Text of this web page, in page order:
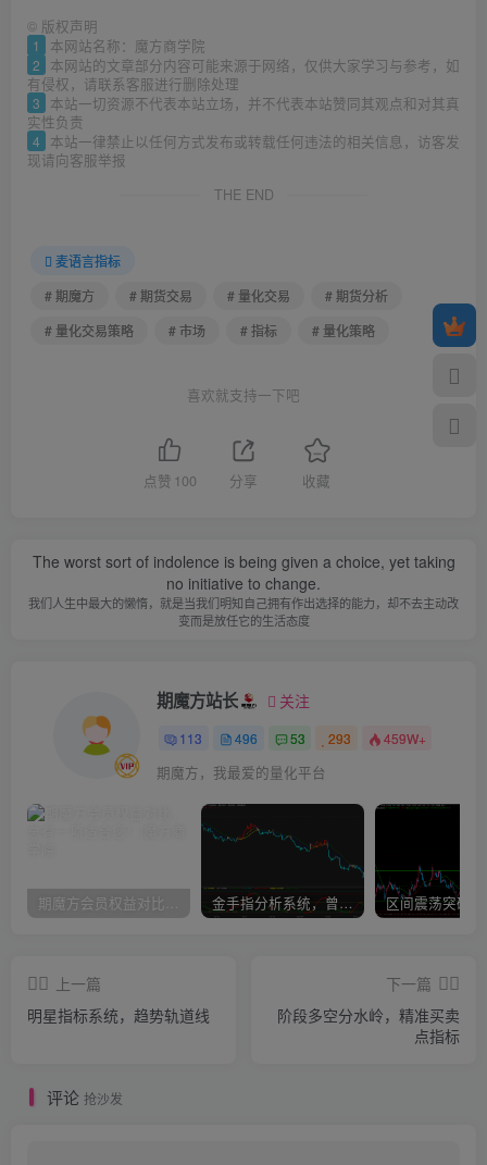
© 版权声明
1 本网站名称：魔方商学院
2
本网站的文章部分内容可能来源于网络，仅供大家学习与参考，如
有侵权，请联系客服进行删除处理
3
本站一切资源不代表本站立场，并不代表本站赞同其观点和对其真
实性负责
4
本站一律禁止以任何方式发布或转载任何违法的相关信息，访客发
现请向客服举报
THE END
麦语言指标
# 期魔方
# 期货交易 # 量化交易
# 期货分析
# 量化交易策略
# 市场 # 指标 # 量化策略
喜欢就支持一下吧
点赞 100 分享 收藏
The worst sort of indolence is being given a choice, yet taking
no initiative to change.
我们人生中最大的懒惰，就是当我们明知自己拥有作出选择的能力，却不去主动改
变而是放任它的生活态度
期魔方站长 关注
113 496 53 293 459W+
期魔方，我最爱的量化平台
期魔方会员权益对比，总有一项适合您！ 金手指分析系统，曾经市场价39800
上一篇
明星指标系统，趋势轨道线
下一篇
阶段多空分水岭，精准买卖
点指标
评论 抢沙发